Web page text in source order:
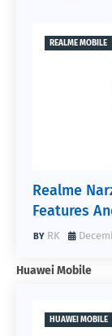
REALME MOBILE
Realme
Features
RK
Huawei Mobile
HUAWEI MOBILE